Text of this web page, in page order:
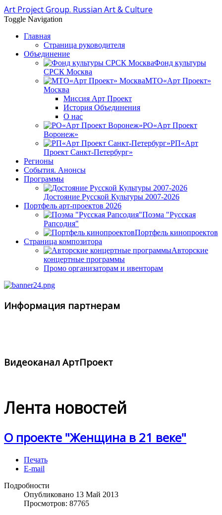
Art Project Group. Russian Art & Culture
Toggle Navigation
Главная
Страница руководителя
Объединение
Фонд культуры
СРСК Москва
МТО«Арт Проект»
Москва
Миссия Арт Проект
История Объединения
О нас
РО«Арт Проект
Воронеж»
РП«Арт
Проект Санкт-Петербург»
Регионы
События. Анонсы
Программы
Достояние Русской Культуры 2007-2026
Портфель арт-проектов 2026
Поэма "Русская
Рапсодия"
Портфель кинопроектов
Страница композитора
Авторские
концертные программы
Промо организаторам и ивенторам
Информация партнерам
Видеоканал АртПроект
Лента новостей
О проекте "Женщина в 21 веке"
Печать
E-mail
Подробности
Опубликовано 13 Май 2013
Просмотров: 87765